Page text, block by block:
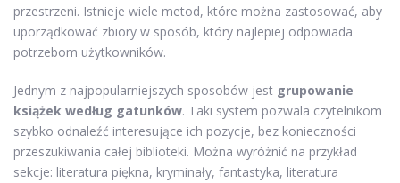
przestrzeni. Istnieje wiele metod, które można zastosować, aby
uporządkować zbiory w sposób, który najlepiej odpowiada
potrzebom użytkowników.
Jednym z najpopularniejszych sposobów jest grupowanie
książek według gatunków. Taki system pozwala czytelnikom
szybko odnaleźć interesujące ich pozycje, bez konieczności
przeszukiwania całej biblioteki. Można wyróżnić na przykład
sekcje: literatura piękna, kryminały, fantastyka, literatura